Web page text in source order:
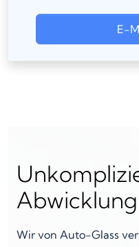
E-
Wir von Auto-Glass